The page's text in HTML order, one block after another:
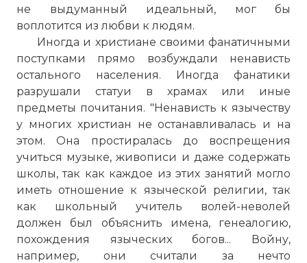
не выдуманный идеальный, мог бы
воплотится из любви к людям.
Иногда и христиане своими фанатичными
поступками прямо возбуждали ненависть
остального населения. Иногда фанатики
разрушали статуи в храмах или иные
предметы почитания. "Ненависть к язычеству
у многих христиан не останавливалась и на
этом. Она простиралась до воспрещения
учиться музыке, живописи и даже содержать
школы, так как каждое из этих занятий могло
иметь отношение к языческой религии, так
как школьный учитель волей-неволей
должен был объяснить имена, генеалогию,
похождения языческих богов... Войну,
например, они считали за нечто
☓